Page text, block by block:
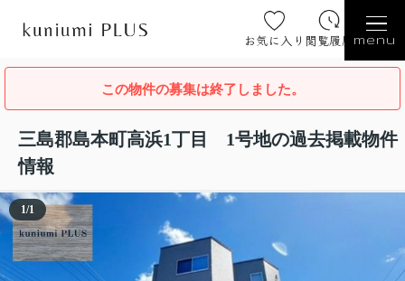
お気に入り 閲覧履歴 menu
この物件の募集は終了しました。
三島郡島本町高浜1丁目 1号地の過去掲載物件
情報
1/1